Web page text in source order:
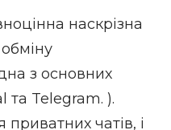
наскрізна
з основних
та Telegram. ).
чатів, і